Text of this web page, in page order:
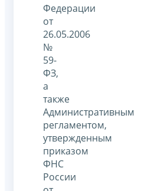
Федерации
от
26.05.2006
№
59-
ФЗ,
а
также
Административным
регламентом,
утвержденным
приказом
ФНС
России